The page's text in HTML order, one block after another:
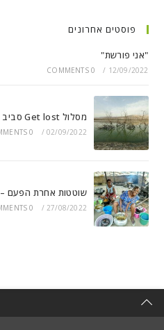
פוסטים אחרונים
"אני פורשת"
12/09/2022
/
0 COMMENTS
מסלול Get lost סביב מאגר לוט
02/09/2022
/
0 COMMENTS
שוטטות אחרת הפעם – Get lost בחוף השנהב
27/08/2022
/
0 COMMENTS